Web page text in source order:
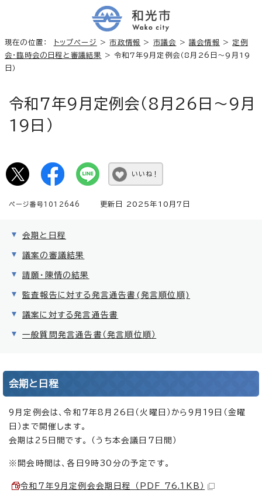
現在の位置： トップページ >市政情報 > 市議会 >議会情報 > 定例
会・臨時会の日程と審議結果
> 令和7年9月定例会（8月26日～9月19
日）
令和7年9月定例会（8月26日～9月
19日）
いいね！
ページ番号1012646 更新日 2025年10月7日
会期と日程
議案の審議結果
請願・陳情の結果
監査報告に対する発言通告書(発言順位順)
議案に対する発言通告書
一般質問発言通告書（発言順位順）
会期と日程
9月定例会は、令和7年8月26日（火曜日）から9月19日（金曜
日）まで開催します。
会期は25日間です。 （うち本会議日7日間）
※開会時間は、各日9時30分の予定です。
令和7年9月定例会会期日程 （PDF 76.1KB）